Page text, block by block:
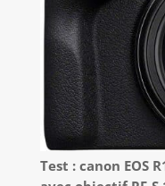
Test : canon EOS